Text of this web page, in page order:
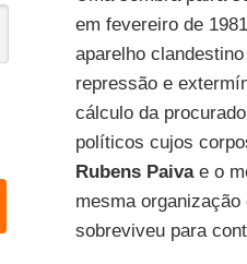
em fevereiro de
aparelho
repressão e
cálculo da
políticos cujos
Rubens Paivae o
mesma
sobreviveu para